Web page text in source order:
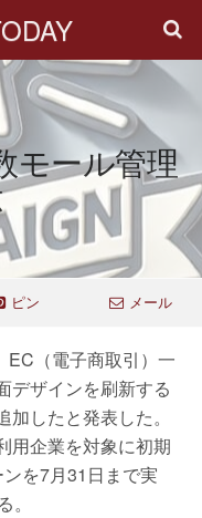
モール管理
ピン メール
EC（電子商取引）一
デザインを刷新する
したと発表した。
用企業を対象に初期
を7月31日まで実